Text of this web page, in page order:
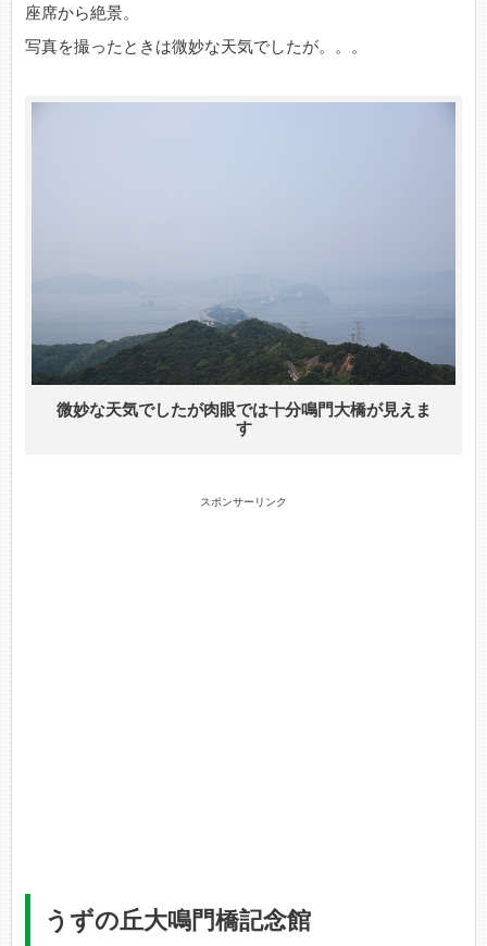
座席から絶景。
写真を撮ったときは微妙な天気でしたが。。。
微妙な天気でしたが肉眼では十分鳴門大橋が見えま
す
スポンサーリンク
うずの丘大鳴門橋記念館